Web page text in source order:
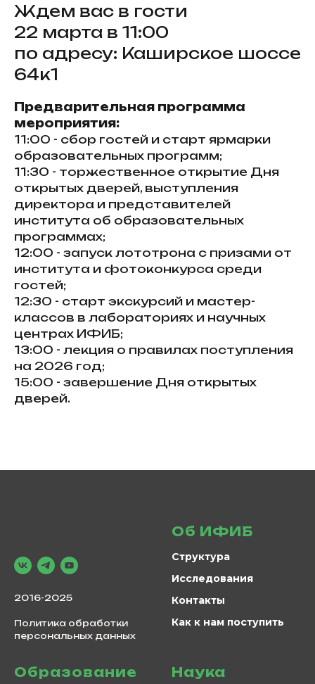
Ждем вас в гости
22 марта в 11:00
по адресу: Каширское шоссе
64к1
Предварительная программа
мероприятия:
11:00 - сбор гостей и старт ярмарки
образовательных программ;
11:30 - торжественное открытие Дня
открытых дверей, выступления
директора и представителей
института об образовательных
программах;
12:00 - запуск лототрона с призами от
института и фотоконкурса среди
гостей;
12:30 - старт экскурсий и мастер-
классов в лабораториях и научных
центрах ИФИБ;
13:00 - лекция о правилах поступления
на 2026 год;
15:00 - завершение Дня открытых
дверей.
2016-2025
Политика обработки
персональных данных
Об ИФИБ
Структура
Исследования
Контакты
Как к нам поступить
Образование Наука